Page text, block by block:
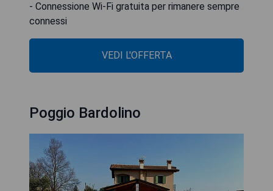
- Connessione Wi-Fi gratuita per rimanere sempre
connessi
VEDI L'OFFERTA
Poggio Bardolino